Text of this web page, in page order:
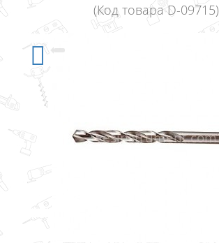
(Код товара D-09715)